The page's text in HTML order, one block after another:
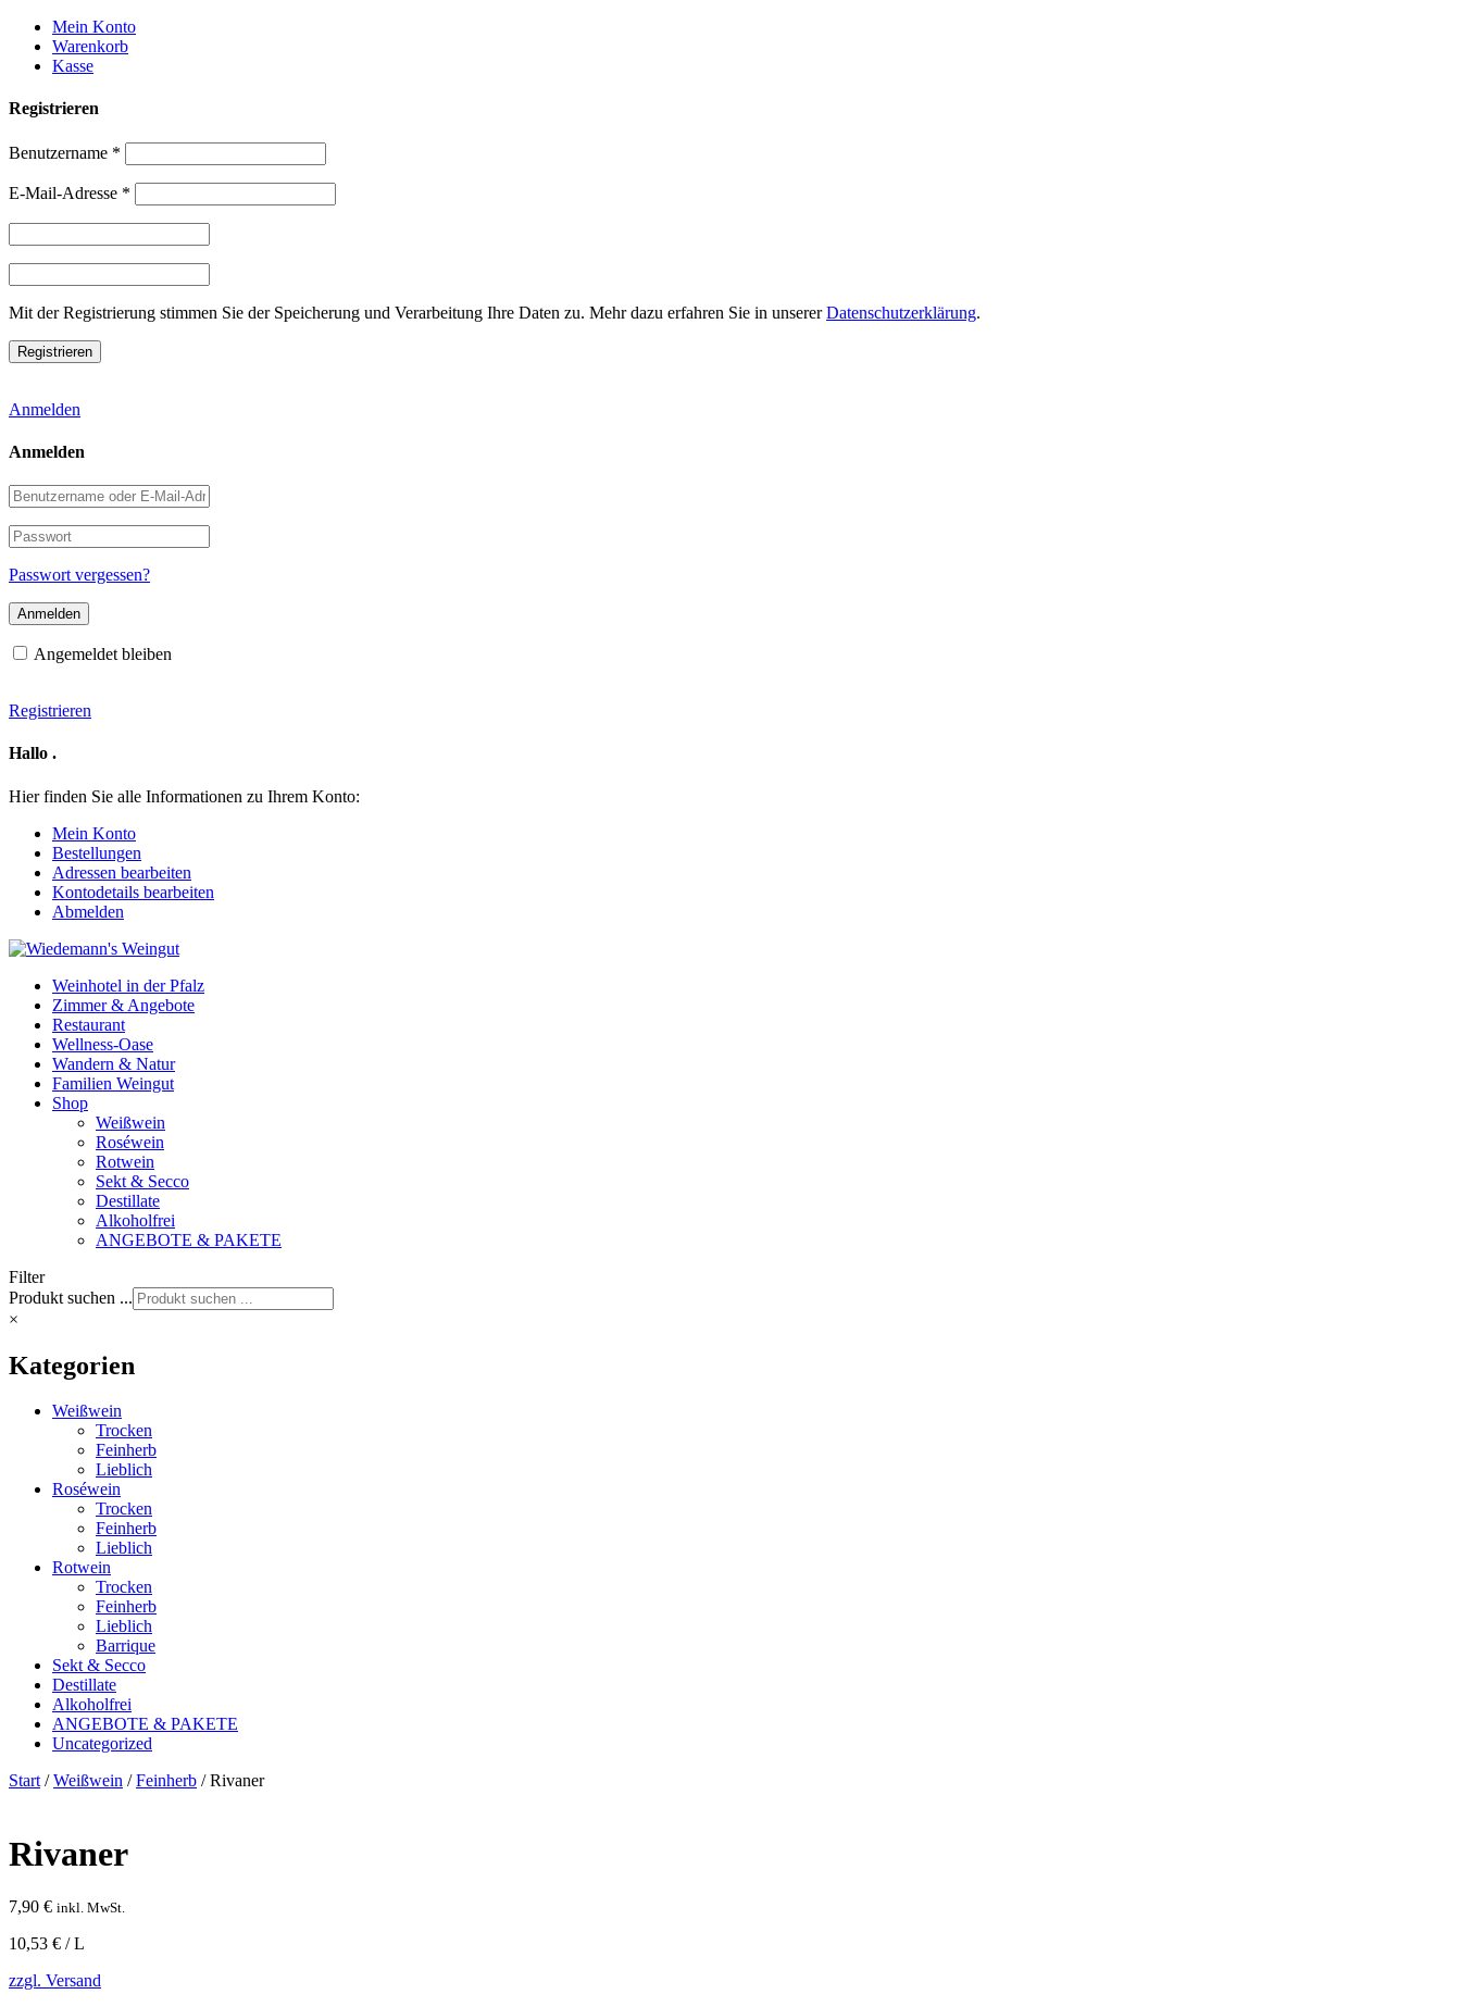
Weiter
zum
Inhalt
Mein Konto
Warenkorb
Kasse
Registrieren
Benutzername *
E-Mail-Adresse *
Mit der Registrierung stimmen Sie der Speicherung und Verarbeitung Ihre Daten zu. Mehr dazu erfahren Sie in unsererDatenschutzerklärung.
Anmelden
Anmelden
Benutzername
oder
E-
Mail-
Adresse
Passwort
Passwort vergessen?
Angemeldet bleiben
Registrieren
Hallo .
Hier finden Sie alle Informationen zu Ihrem Konto:
Mein Konto
Bestellungen
Adressen bearbeiten
Kontodetails bearbeiten
Abmelden
Weinhotel in der Pfalz
Zimmer & Angebote
Restaurant
Wellness-Oase
Wandern & Natur
Familien Weingut
Shop
Weißwein
Roséwein
Rotwein
Sekt & Secco
Destillate
Alkoholfrei
ANGEBOTE & PAKETE
Filter
Produkt suchen ...
×
Kategorien
Weißwein
Trocken
Feinherb
Lieblich
Roséwein
Trocken
Feinherb
Lieblich
Rotwein
Trocken
Feinherb
Lieblich
Barrique
Sekt & Secco
Destillate
Alkoholfrei
ANGEBOTE & PAKETE
Uncategorized
Start/Weißwein /Feinherb / Rivaner
Rivaner
7,90 € inkl. MwSt.
10,53 € / L
zzgl. Versand